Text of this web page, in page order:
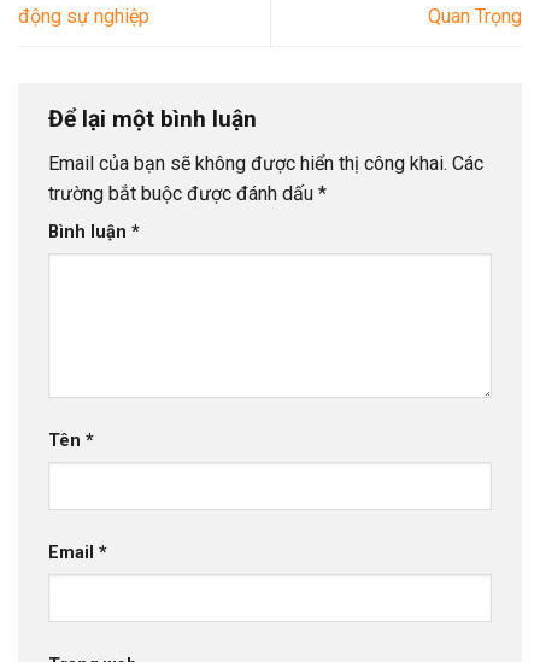
động sự nghiệp
Quan Trọng
Để lại một bình luận
Email của bạn sẽ không được hiển thị công khai. Các
trường bắt buộc được đánh dấu *
Bình luận *
Tên *
Email *